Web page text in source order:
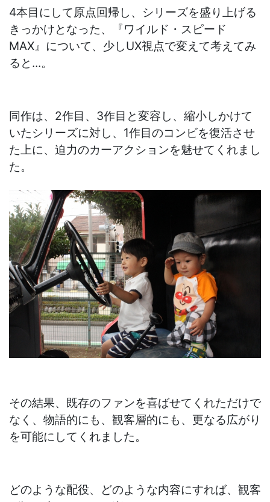
4本目にして原点回帰し、シリーズを盛り上げる
きっかけとなった、『ワイルド・スピード
MAX』について、少しUX視点で変えて考えてみ
ると...。
同作は、2作目、3作目と変容し、縮小しかけて
いたシリーズに対し、1作目のコンビを復活させ
た上に、迫力のカーアクションを魅せてくれまし
た。
その結果、既存のファンを喜ばせてくれただけで
なく、物語的にも、観客層的にも、更なる広がり
を可能にしてくれました。
どのような配役、どのような内容にすれば、観客